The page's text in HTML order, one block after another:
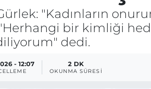
"Kadınların
bir kimliği
dedi.
- 12:07 2 DK
OKUNMA SÜRESI